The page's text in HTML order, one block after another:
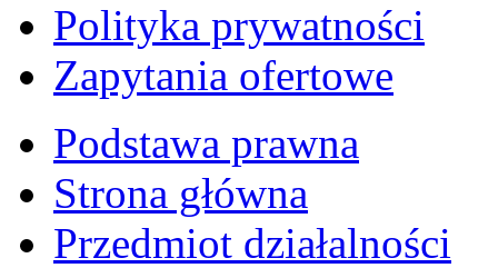
Polityka prywatności
Zapytania ofertowe
Podstawa prawna
Strona główna
Przedmiot działalności